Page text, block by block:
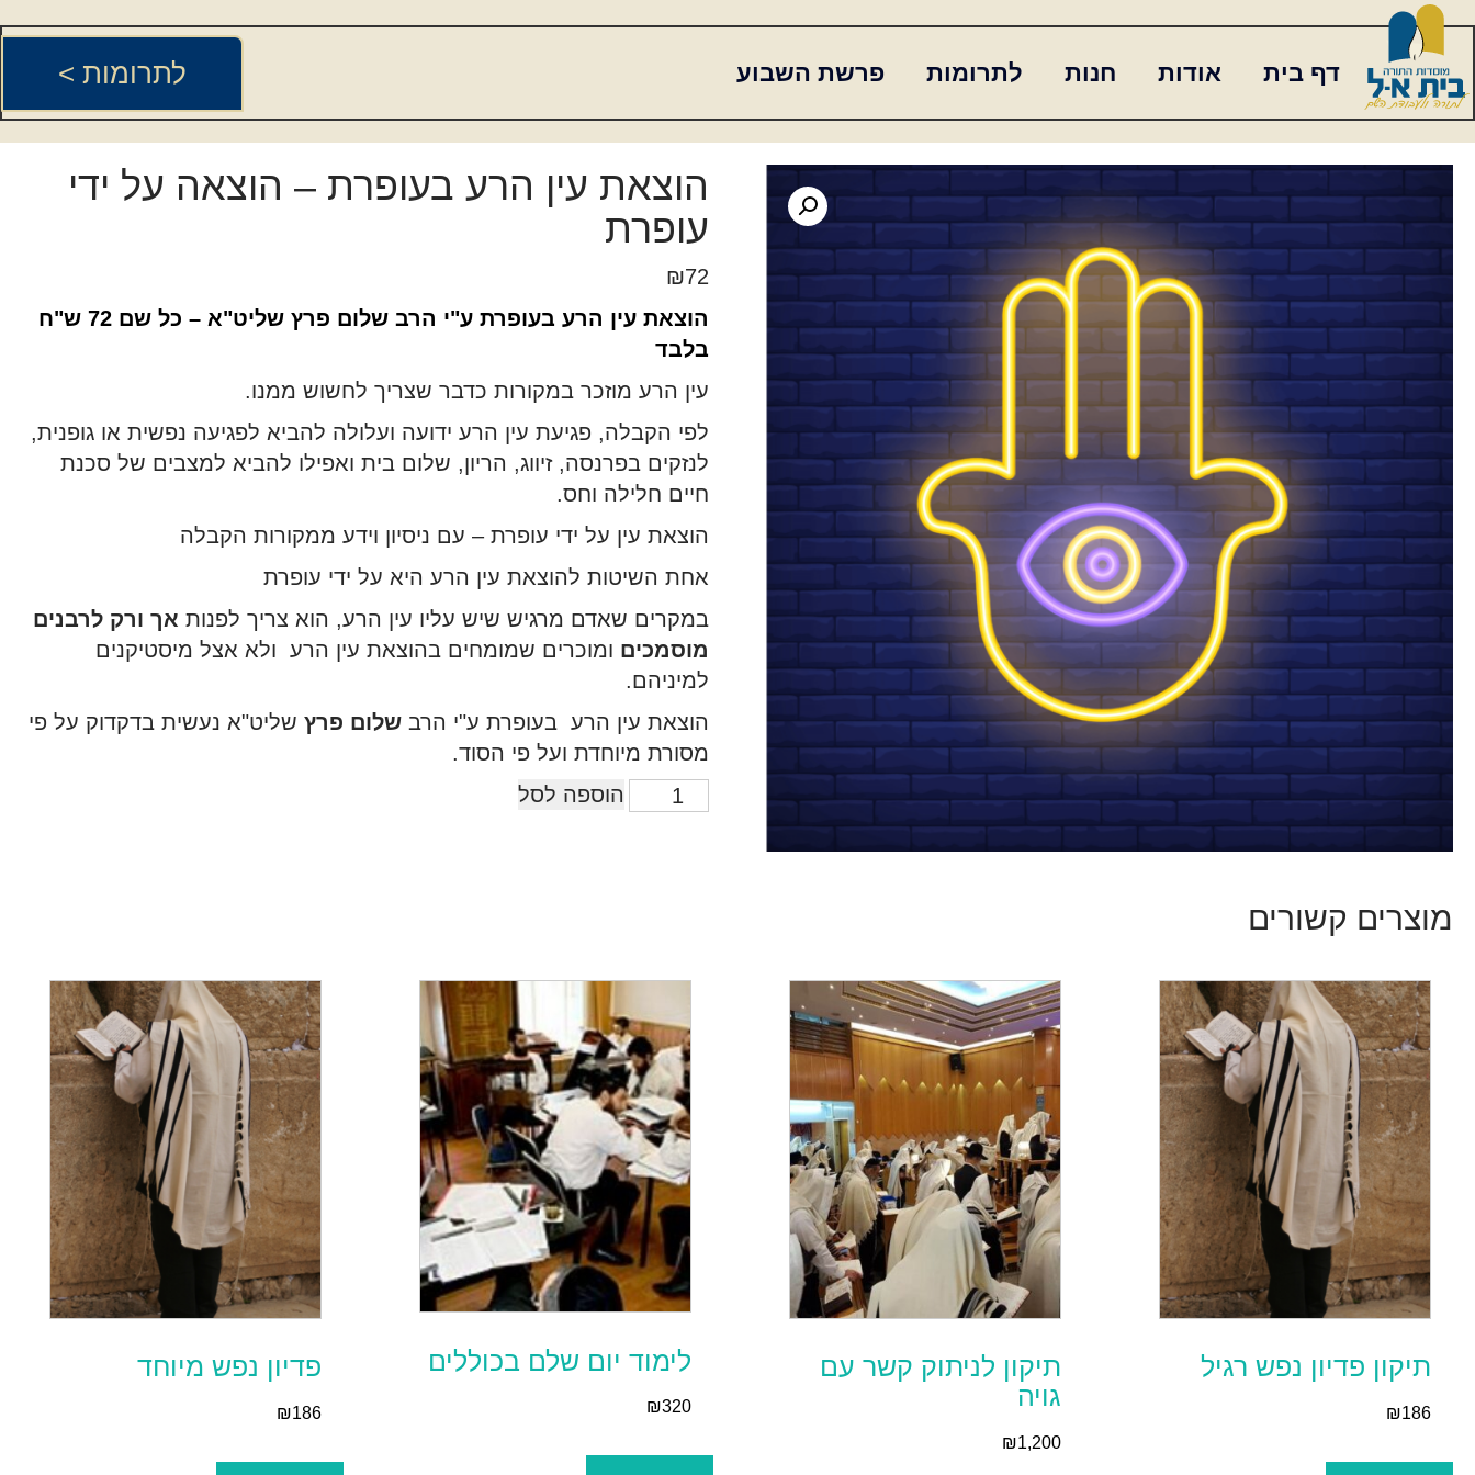
דף בית אודות חנות לתרומות פרשת השבוע לתרומות >
הוצאת עין הרע בעופרת – הוצאה על ידי
עופרת
₪72
הוצאת עין הרע בעופרת ע"י הרב שלום פרץ שליט"א – כל שם 72 ש"ח
בלבד
עין הרע מוזכר במקורות כדבר שצריך לחשוש ממנו.
לפי הקבלה, פגיעת עין הרע ידועה ועלולה להביא לפגיעה נפשית או גופנית,
לנזקים בפרנסה, זיווג, הריון, שלום בית ואפילו להביא למצבים של סכנת
חיים חלילה וחס.
הוצאת עין על ידי עופרת – עם ניסיון וידע ממקורות הקבלה
אחת השיטות להוצאת עין הרע היא על ידי עופרת
במקרים שאדם מרגיש שיש עליו עין הרע, הוא צריך לפנות אך ורק לרבנים
מוסמכים ומוכרים שמומחים בהוצאת עין הרע ולא אצל מיסטיקנים
למיניהם.
הוצאת עין הרע בעופרת ע"י הרבשלום פרץ שליט"א נעשית בדקדוק על פי
מסורת מיוחדת ועל פי הסוד.
הוספה לסל
מוצרים קשורים
תיקון פדיון נפש רגיל
₪186
תיקון לניתוק קשר עם
גויה
₪1,200
לימוד יום שלם בכוללים
₪320
פדיון נפש מיוחד
₪186